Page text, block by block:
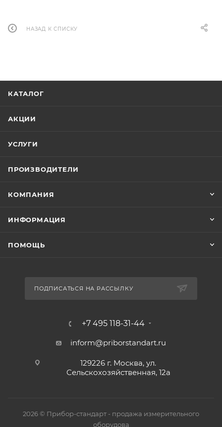
НАЗАД К СПИСКУ
КАТАЛОГ
АКЦИИ
УСЛУГИ
ПРОИЗВОДИТЕЛИ
КОМПАНИЯ
ИНФОРМАЦИЯ
ПОМОЩЬ
ПОДПИСАТЬСЯ НА РАССЫЛКУ
+7 495 118-31-44
inform@priborstandart.ru
129226 г. Москва, ул.
Сельскохозяйственная, 12а
2026 © Прибор-стандарт - продажа измерительного
оборудова